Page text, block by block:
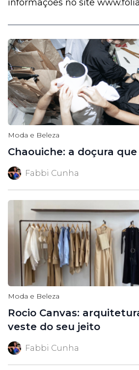
informações no site
Moda e Beleza
Chaouiche: a doçura
Fabbi Cunha
Moda e Beleza
Rocio Canvas:
veste do seu jeito
Fabbi Cunha